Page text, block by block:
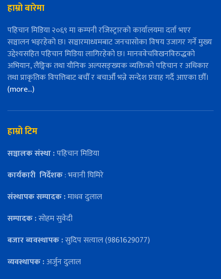
हाम्रो बारेमा
पहिचान मिडिया २०६९ मा कम्पनी रजिस्ट्रारको कार्यालयमा दर्ता भएर
सञ्चालन भइरहेको छ। सञ्चारमाध्यमबाट जनचासोका विषय उजागर गर्ने मुख्य
उद्देश्यसहित पहिचान मिडिया लागिरहेको छ। मानववेचविखनविरुद्धको
अभियान, लैङ्गिक तथा यौनिक अल्पसङ्ख्यक व्यक्तिको पहिचान र अधिकार
तथा प्राकृतिक विपत्तिबाट बचौँ र बचाऔँ भन्ने सन्देश प्रवाह गर्दै आएका छौँ।
(more…)
हाम्रो टिम
सञ्चालक संस्था :पहिचान मिडिया
कार्यकारी निर्देशक: भवानी घिमिरे
संस्थापक सम्पादक :माधव दुलाल
सम्पादक :सोहम सुवेदी
बजार ब्यवस्थापक :सुदिप सत्याल (9861629077)
व्यवस्थापक :अर्जुन दुलाल